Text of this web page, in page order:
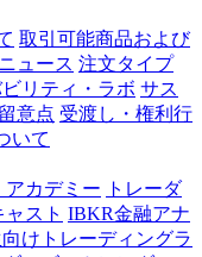
取引可能商品および
ュース 注文タイプ
リティ・ラボ サス
意点 受渡し・権利行
いて
アカデミー
トレーダ
スト IBKR金融アナ
けトレーディングラ